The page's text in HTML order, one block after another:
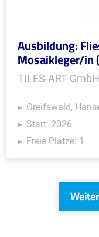
Ausbildung:
Mosaikleger/
TILES-ART GmbH
Greifswald,
Start: 2026
Freie Plätze: 1